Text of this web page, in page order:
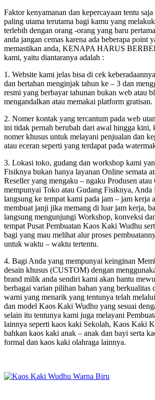
Faktor kenyamanan dan kepercayaan tentu
paling utama terutama bagi kamu yang
terlebih dengan orang -orang yang baru
anda jangan cemas karena ada beberapa point
memastikan anda, KENAPA HARUS
kami, yaitu diantaranya adalah :
1. Website kami jelas bisa di cek
dan bertahan menginjak tahun ke – 3 dan
resmi yang berbayar tahunan bukan web atau
mengandalkan atau memakai platform gratisan.
2. Nomer kontak yang tercantum pada web
ini tidak pernah berubah dari awal hingga kini,
nomer khusus untuk melayani penjualan dan
atau eceran seperti yang terdapat pada
3. Lokasi toko, gudang dan workshop kami
Fisiknya bukan hanya layanan Online semata
Reseller yang mengaku – ngaku Produsen
mempunyai Toko atau Gudang Fisiknya, Anda
langsung ke tempat kami pada jam – jam kerja
membuat janji jika memang di luar jam kerja,
langsung mengunjungi Workshop, konveksi
tempat Pusat Pembuatan Kaos Kaki Wudhu
bagi yang mau melihat alur proses
untuk waktu – waktu tertentu.
4. Bagi Anda yang mempunyai keinginan
desain khusus (CUSTOM) dengan
brand milik anda sendiri kami akan bantu
berbagai varian pilihan bahan yang berkualitas
warni yang menarik yang tentunya telah
dan model Kaos Kaki Wudhu yang sesuai
selain itu tentunya kami juga melayani
lainnya seperti kaos kaki Sekolah, Kaos Kaki
bahkan kaos kaki anak – anak dan bayi serta
formal dan kaos kaki olahraga lainnya.